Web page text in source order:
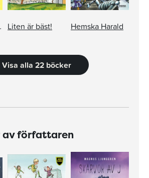
Liten är bäst! Hemska Harald
Visa alla 22 böcker
av författaren